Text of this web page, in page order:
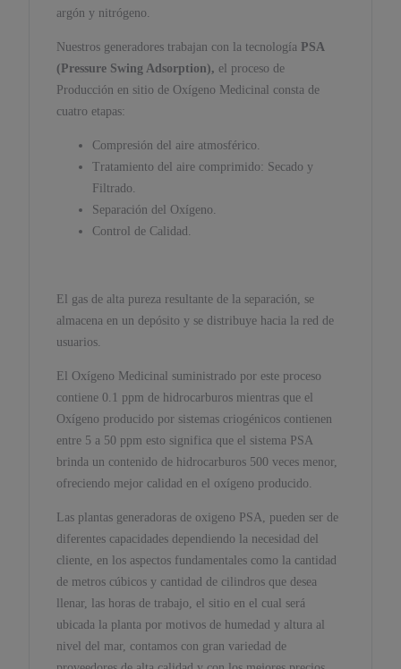
argón y nitrógeno.
Nuestros generadores trabajan con la tecnología PSA
(Pressure Swing Adsorption), el proceso de
Producción en sitio de Oxígeno Medicinal consta de
cuatro etapas:
Compresión del aire atmosférico.
Tratamiento del aire comprimido: Secado y
Filtrado.
Separación del Oxígeno.
Control de Calidad.
El gas de alta pureza resultante de la separación, se
almacena en un depósito y se distribuye hacia la red de
usuarios.
El Oxígeno Medicinal suministrado por este proceso
contiene 0.1 ppm de hidrocarburos mientras que el
Oxígeno producido por sistemas criogénicos contienen
entre 5 a 50 ppm esto significa que el sistema PSA
brinda un contenido de hidrocarburos 500 veces menor,
ofreciendo mejor calidad en el oxígeno producido.
Las plantas generadoras de oxigeno PSA, pueden ser de
diferentes capacidades dependiendo la necesidad del
cliente, en los aspectos fundamentales como la cantidad
de metros cúbicos y cantidad de cilindros que desea
llenar, las horas de trabajo, el sitio en el cual será
ubicada la planta por motivos de humedad y altura al
nivel del mar, contamos con gran variedad de